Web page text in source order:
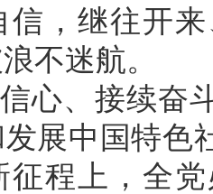
信，继往开
不迷航。
心、接续奋
展中国特色
征程上，全